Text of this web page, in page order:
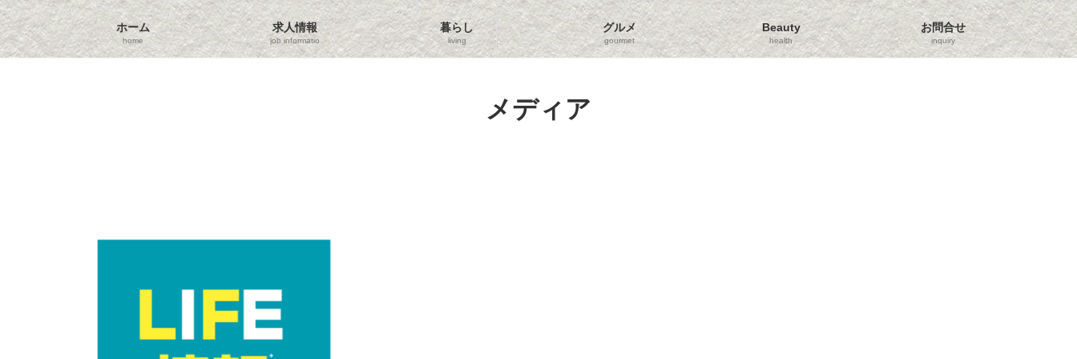
コ
ン
テ
ン
ナ
ビ
ゲ
ー
ホーム
home
求人情報
job information
暮らし
living
グルメ
gourmet
Beauty
health
お問合せ
inquiry
メディア